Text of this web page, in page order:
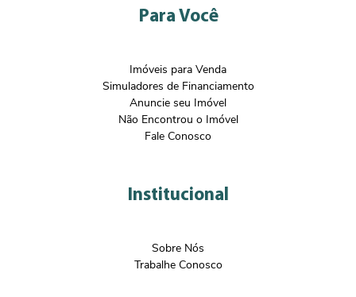
Para Você
Imóveis para Venda
Simuladores de Financiamento
Anuncie seu Imóvel
Não Encontrou o Imóvel
Fale Conosco
Institucional
Sobre Nós
Trabalhe Conosco